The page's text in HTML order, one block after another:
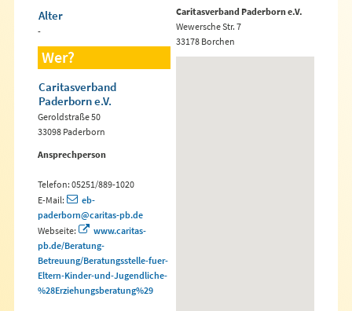
Alter
-
Wer?
Caritasverband
Paderborn e.V.
Geroldstraße 50
33098 Paderborn
Ansprechperson
Telefon: 05251/889-1020
E-Mail:
eb-
paderborn@caritas-pb.de
Webseite:
www.caritas-
pb.de/Beratung-
Betreuung/Beratungsstelle-fuer-
Eltern-Kinder-und-Jugendliche-
%28Erziehungsberatung%29
Caritasverband Paderborn e.V.
Wewersche Str. 7
33178 Borchen